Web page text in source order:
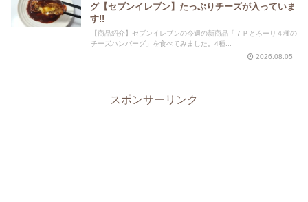
グ【セブンイレブン】たっぷりチーズが入っていま
す!!
【商品紹介】セブンイレブンの今週の新商品「７Ｐとろーり４種の
チーズハンバーグ」を食べてみました。4種...
2026.08.05
スポンサーリンク